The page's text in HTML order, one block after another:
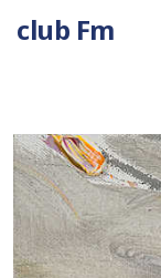
club Fm